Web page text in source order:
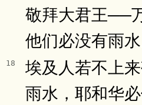
敬拜大君王──
他们必没有雨水
18
埃及人若不上
雨水，耶和华